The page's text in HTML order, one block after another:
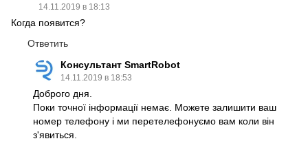
14.11.2019 в 18:13
Когда появится?
Ответить
Консультант SmartRobot
14.11.2019 в 18:53
Доброго дня.
Поки точної інформації немає. Можете залишити ваш
номер телефону і ми перетелефонуємо вам коли він
з'явиться.